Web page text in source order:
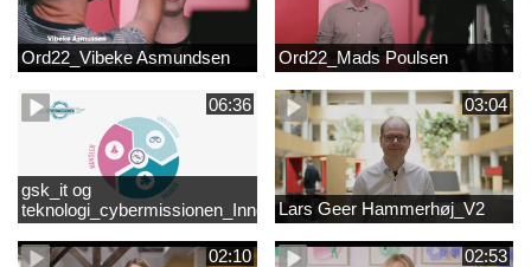
Ord22_Vibeke Asmundsen Ord22_Mads Poulsen
06:36
gsk_it og
teknologi_cybermissionen_Innovationscirklen
03:04
Lars Geer Hammerhøj_V2
02:10 02:53